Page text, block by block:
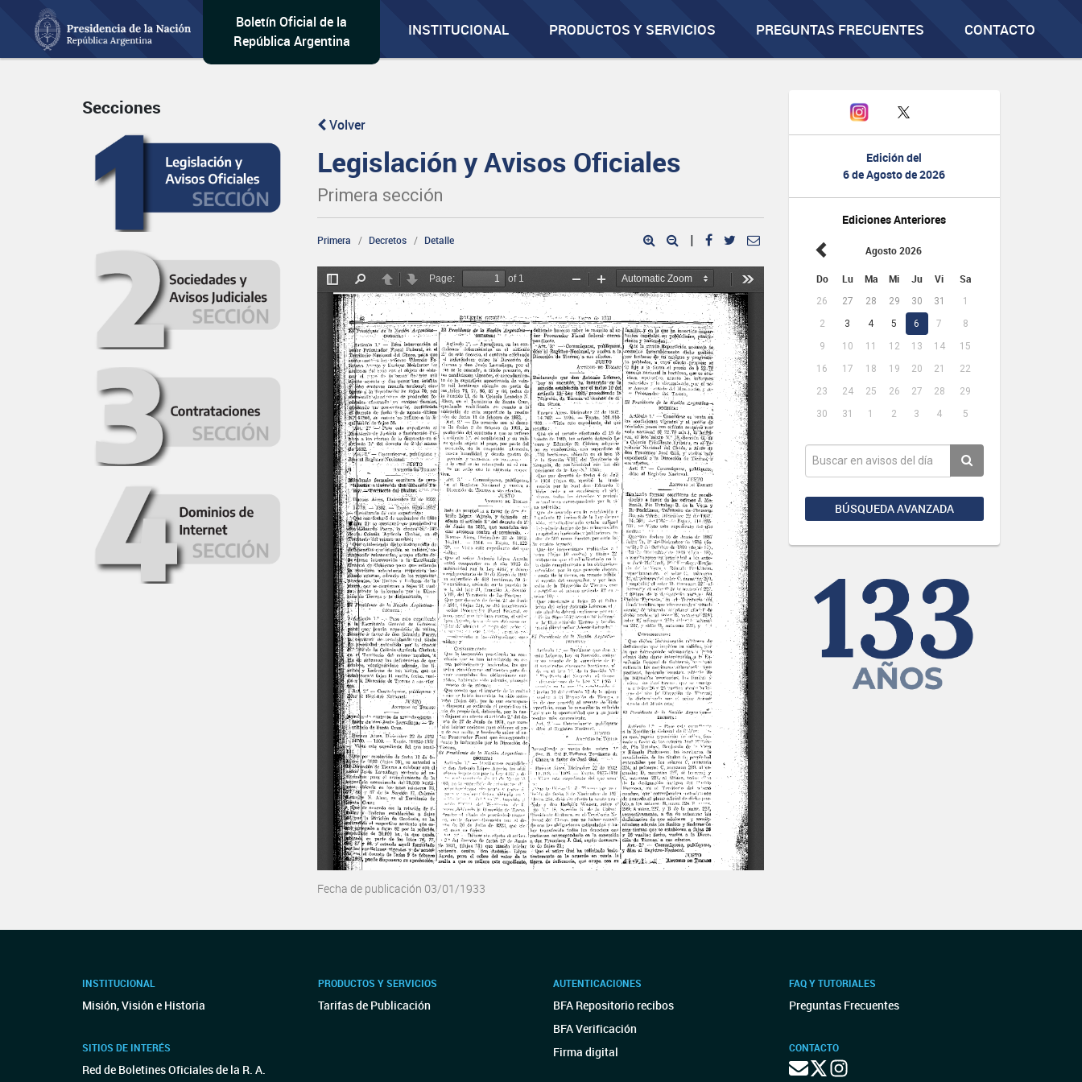
Boletín Oficial de la
República Argentina
INSTITUCIONAL PRODUCTOS Y SERVICIOS PREGUNTAS FRECUENTES CONTACTO
Edición del
6 de Agosto de 2026
Ediciones Anteriores
Agosto 2026
Do Lu Ma Mi Ju Vi Sa
26 27 28 29 30 31
1
2
3 4 5 6 7
8
9
10 11 12 13 14
15
16
17 18 19 20 21
22
23
24 25 26 27 28
29
30
31 1 2 3 4 5
BÚSQUEDA AVANZADA
Secciones
Volver
Legislación y Avisos Oficiales
Primera sección
Primera Decretos Detalle |
Fecha de publicación 03/01/1933
INSTITUCIONAL
Misión, Visión e Historia
SITIOS DE INTERÉS
Red de Boletines Oficiales de la R. A.
PRODUCTOS Y SERVICIOS
Tarifas de Publicación
AUTENTICACIONES
BFA Repositorio recibos
BFA Verificación
Firma digital
FAQ Y TUTORIALES
Preguntas Frecuentes
CONTACTO